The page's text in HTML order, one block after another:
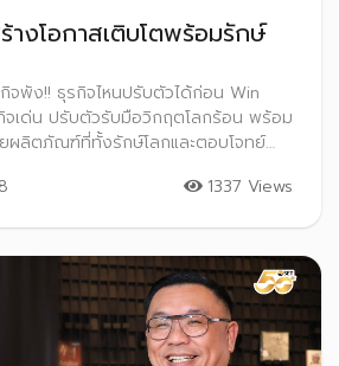
างโอกาสเติบโตพร้อมรักษ์
จพัง!! ธุรกิจไหนปรับตัวได้ก่อน Win
เด่น ปรับตัวรับมือวิกฤตโลกร้อน พร้อม
ยผลิตภัณฑ์ที่ทั้งรักษ์โลกและตอบโจทย์
1337 Views